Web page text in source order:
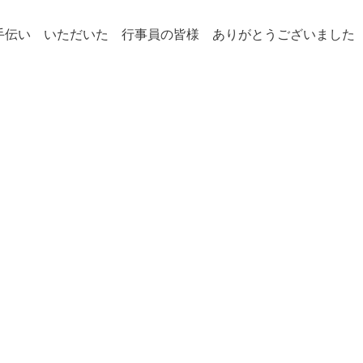
伝い いただいた 行事員の皆様 ありがとうございました